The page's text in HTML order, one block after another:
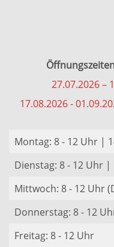
27.07.2026 –
17.08.2026 -
Montag: 8 - 12 Uhr |
Dienstag: 8 - 12 Uhr |
Mittwoch: 8 - 12 Uhr
Donnerstag: 8 - 12
Freitag: 8 - 12 Uhr